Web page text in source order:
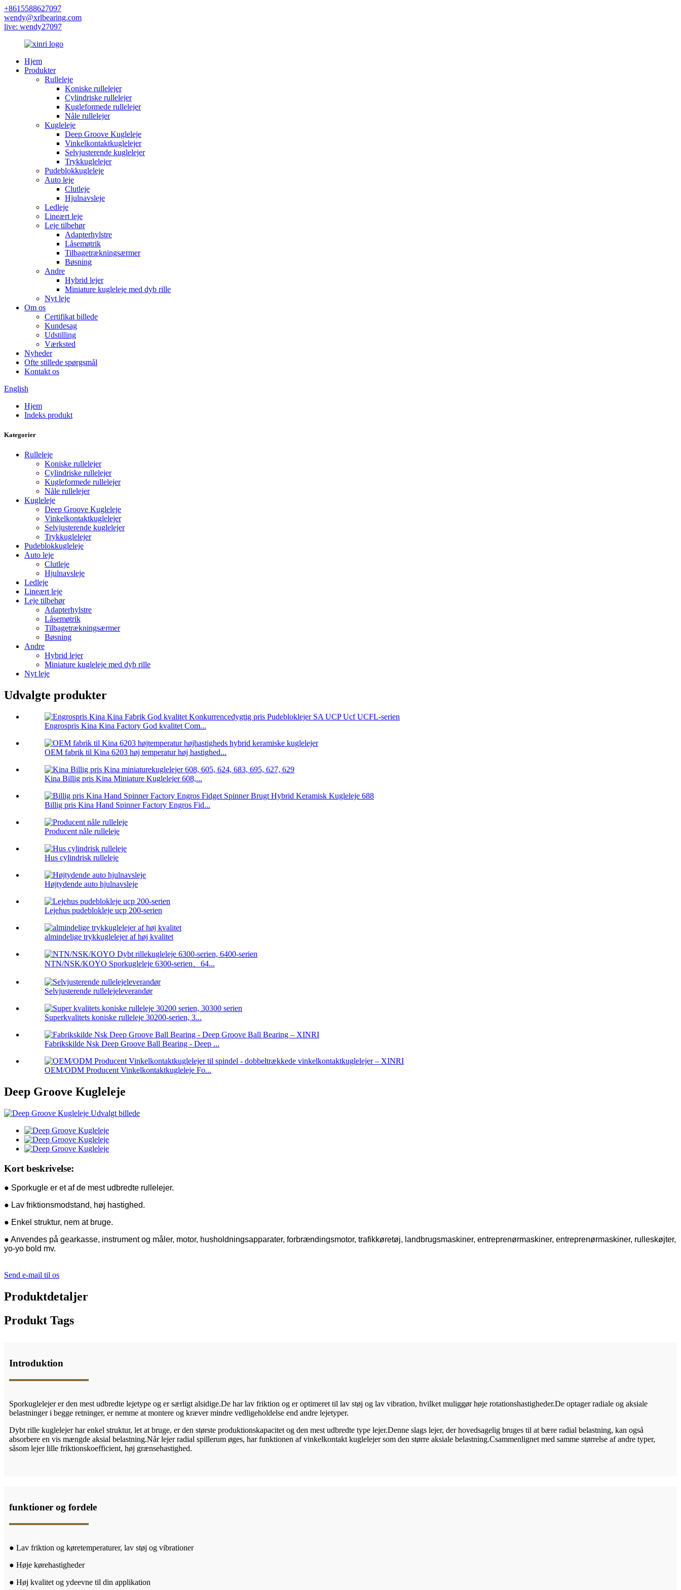
+8615588627097
wendy@xrlbearing.com
live: wendy27097
Hjem
Produkter
Rulleleje
Koniske rullelejer
Cylindriske rullelejer
Kugleformede rullelejer
Nåle rullelejer
Kugleleje
Deep Groove Kugleleje
Vinkelkontaktkuglelejer
Selvjusterende kuglelejer
Trykkuglelejer
Pudeblokkugleleje
Auto leje
Clutleje
Hjulnavsleje
Ledleje
Lineært leje
Leje tilbehør
Adapterhylstre
Låsemøtrik
Tilbagetrækningsærmer
Bøsning
Andre
Hybrid lejer
Miniature kugleleje med dyb rille
Nyt leje
Om os
Certifikat billede
Kundesag
Udstilling
Værksted
Nyheder
Ofte stillede spørgsmål
Kontakt os
English
Hjem
Indeks produkt
Kategorier
Rulleleje
Koniske rullelejer
Cylindriske rullelejer
Kugleformede rullelejer
Nåle rullelejer
Kugleleje
Deep Groove Kugleleje
Vinkelkontaktkuglelejer
Selvjusterende kuglelejer
Trykkuglelejer
Pudeblokkugleleje
Auto leje
Clutleje
Hjulnavsleje
Ledleje
Lineært leje
Leje tilbehør
Adapterhylstre
Låsemøtrik
Tilbagetrækningsærmer
Bøsning
Andre
Hybrid lejer
Miniature kugleleje med dyb rille
Nyt leje
Udvalgte produkter
Engrospris Kina Kina Factory God kvalitet Com...
OEM fabrik til Kina 6203 høj temperatur høj hastighed...
Kina Billig pris Kina Miniature Kuglelejer 608,...
Billig pris Kina Hand Spinner Factory Engros Fid...
Producent nåle rulleleje
Hus cylindrisk rulleleje
Højtydende auto hjulnavsleje
Lejehus pudeblokleje ucp 200-serien
almindelige trykkuglelejer af høj kvalitet
NTN/NSK/KOYO Sporkugleleje 6300-serien、64...
Selvjusterende rullelejeleverandør
Superkvalitets koniske rulleleje 30200-serien, 3...
Fabrikskilde Nsk Deep Groove Ball Bearing - Deep ...
OEM/ODM Producent Vinkelkontaktkugleleje Fo...
Deep Groove Kugleleje
Kort beskrivelse:
● Sporkugle er et af de mest udbredte rullelejer.
● Lav friktionsmodstand, høj hastighed.
● Enkel struktur, nem at bruge.
● Anvendes på gearkasse, instrument og måler, motor, husholdningsapparater, forbrændingsmotor, trafikkøretøj, landbrugsmaskiner, entreprenørmaskiner, entreprenørmaskiner, rulleskøjter,
yo-yo bold mv.
Send e-mail til os
Produktdetaljer
Produkt Tags
Introduktion
Sporkuglelejer er den mest udbredte lejetype og er særligt alsidige.De har lav friktion og er optimeret til lav støj og lav vibration, hvilket muliggør høje rotationshastigheder.De optager radiale og aksiale
belastninger i begge retninger, er nemme at montere og kræver mindre vedligeholdelse end andre lejetyper.
Dybt rille kuglelejer har enkel struktur, let at bruge, er den største produktionskapacitet og den mest udbredte type lejer.Denne slags lejer, der hovedsagelig bruges til at bære radial belastning, kan også
absorbere en vis mængde aksial belastning.Når lejer radial spillerum øges, har funktionen af ​​vinkelkontakt kuglelejer som den større aksiale belastning.Csammenlignet med samme størrelse af andre typer,
såsom lejer lille friktionskoefficient, høj grænsehastighed.
funktioner og fordele
● Lav friktion og køretemperaturer, lav støj og vibrationer
● Høje kørehastigheder
● Høj kvalitet og ydeevne til din applikation